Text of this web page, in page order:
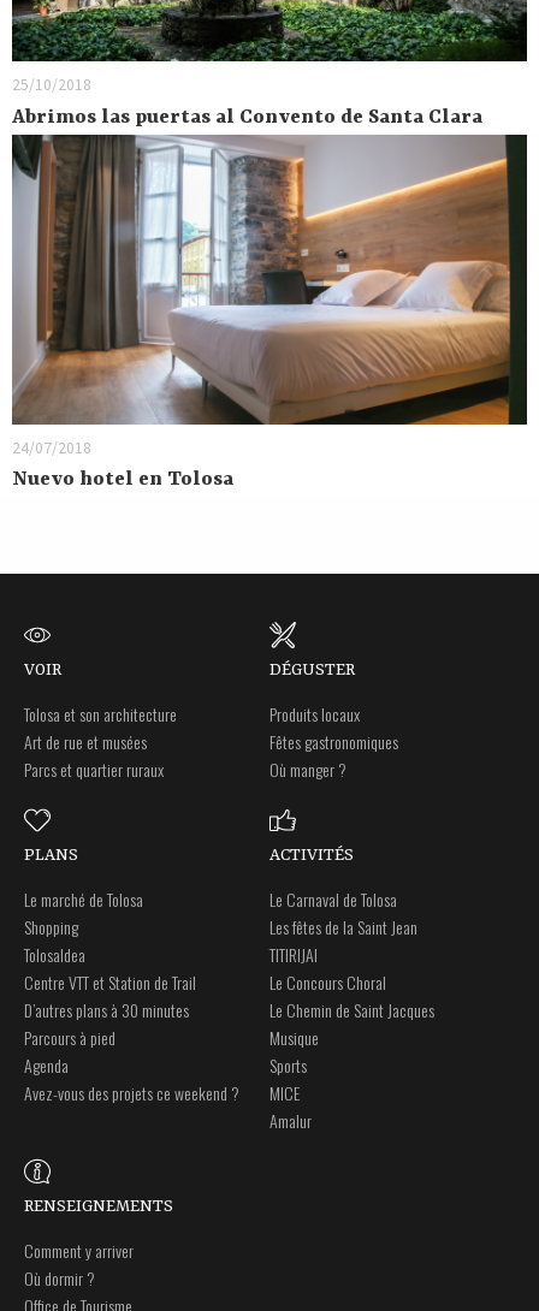
25/10/2018
Abrimos las puertas al Convento de Santa Clara
24/07/2018
Nuevo hotel en Tolosa
VOIR
Tolosa et son architecture
Art de rue et musées
Parcs et quartier ruraux
DÉGUSTER
Produits locaux
Fêtes gastronomiques
Où manger ?
PLANS
Le marché de Tolosa
Shopping
Tolosaldea
Centre VTT et Station de Trail
D’autres plans à 30 minutes
Parcours à pied
Agenda
Avez-vous des projets ce weekend ?
ACTIVITÉS
Le Carnaval de Tolosa
Les fêtes de la Saint Jean
TITIRIJAI
Le Concours Choral
Le Chemin de Saint Jacques
Musique
Sports
MICE
Amalur
RENSEIGNEMENTS
Comment y arriver
Où dormir ?
Office de Tourisme